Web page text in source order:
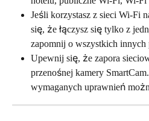
Jeśli korzystasz z sieci Wi-Fi
się, że łączysz się tylko z
zapomnij o wszystkich
Upewnij się, że zapora
przenośnej kamery
wymaganych uprawnień